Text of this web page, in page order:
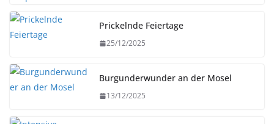
Prickelnde Feiertage
25/12/2025
Burgunderwunder an der Mosel
13/12/2025